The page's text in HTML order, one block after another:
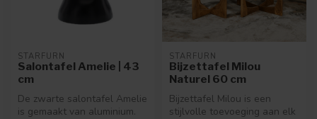
STARFURN
Salontafel Amelie | 43
cm
De zwarte salontafel Amelie
is gemaakt van aluminium.
STARFURN
Bijzettafel Milou
Naturel 60 cm
Bijzettafel Milou is een
stijlvolle toevoeging aan elk